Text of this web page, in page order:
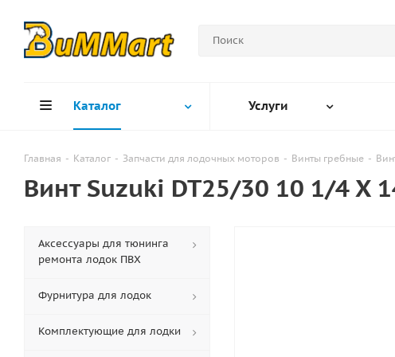
Каталог Услуги
Главная - Каталог - Запчасти для лодочных моторов - Винты гребные -
Винт Suzuki DT25/30 10 1/4 X
Аксессуары для тюнинга
ремонта лодок ПВХ
Фурнитура для лодок
Комплектующие для лодки